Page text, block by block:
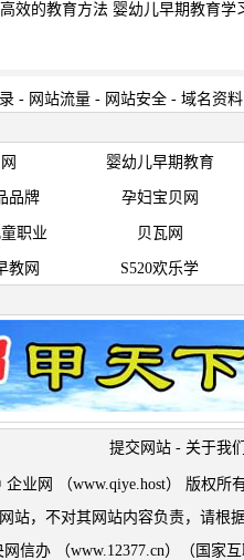
效的教育方法 婴幼儿早期教育学
- 网站流量 - 网站安全 - 域名资料
婴幼儿早期教育
品牌 孕妇宝贝网
职业 贝瓦网
教网 S520欢乐学
提交网站 - 关于我们
企业网 （www.qiye.host） 版权所
站，不对其网站内容负责，请根
网信办 （www.12377.cn）（国家